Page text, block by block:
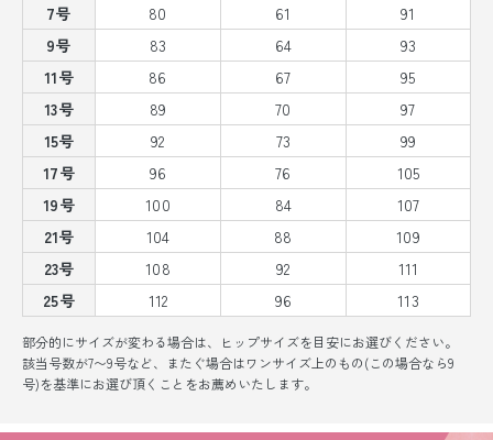
7号
80 61
91
9号
83 64
93
11号
86 67
95
13号
89 70
97
15号
92 73
99
17号
96 76
105
19号
100 84
107
21号
104 88
109
23号
108 92
111
25号
112 96 113
部分的にサイズが変わる場合は、ヒップサイズを目安にお選びください。
該当号数が7〜9号など、またぐ場合はワンサイズ上のもの(この場合なら9
号)を基準にお選び頂くことをお薦めいたします。